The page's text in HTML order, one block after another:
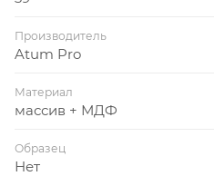
Производитель
Atum Pro
Материал
массив + МДФ
Образец
Нет